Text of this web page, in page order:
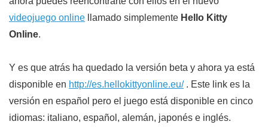
videojuego online llamado simplemente Hello Kitty
Online.
Y es que atrás ha quedado la versión beta y ahora ya está
disponible en http://es.hellokittyonline.eu/. Este link es la
versión en español pero el juego está disponible en cinco
idiomas: italiano, español, alemán, japonés e inglés.